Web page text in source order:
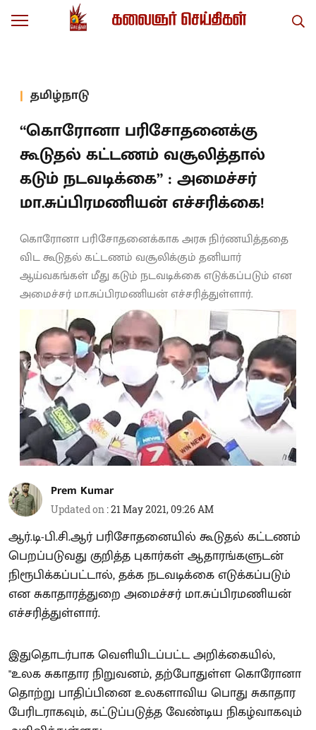
தமிழ்நாடு
“கொரோனா பரிசோதனைக்கு
கூடுதல் கட்டணம் வசூலித்தால்
கடும் நடவடிக்கை” : அமைச்சர்
மா.சுப்பிரமணியன் எச்சரிக்கை!
கொரோனா பரிசோதனைக்காக அரசு நிர்ணயித்ததை
விட கூடுதல் கட்டணம் வசூலிக்கும் தனியார்
ஆய்வகங்கள் மீது கடும் நடவடிக்கை எடுக்கப்படும் என
அமைச்சர் மா.சுப்பிரமணியன் எச்சரித்துள்ளார்.
Prem Kumar
Updated on :21 May 2021, 09:26 AM
ஆர்.டி-பி.சி.ஆர் பரிசோதனையில் கூடுதல் கட்டணம்
பெறப்படுவது குறித்த புகார்கள் ஆதாரங்களுடன்
நிரூபிக்கப்பட்டால், தக்க நடவடிக்கை எடுக்கப்படும்
என சுகாதாரத்துறை அமைச்சர் மா.சுப்பிரமணியன்
எச்சரித்துள்ளார்.
இதுதொடர்பாக வெளியிடப்பட்ட அறிக்கையில்,
"உலக சுகாதார நிறுவனம், தற்போதுள்ள கொரோனா
தொற்று பாதிப்பினை உலகளாவிய பொது சுகாதார
பேரிடராகவும், கட்டுப்படுத்த வேண்டிய நிகழ்வாகவும்